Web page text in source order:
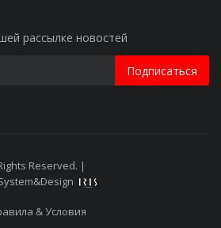
рассылке новостей
Подписаться
Reserved. |
& Условия